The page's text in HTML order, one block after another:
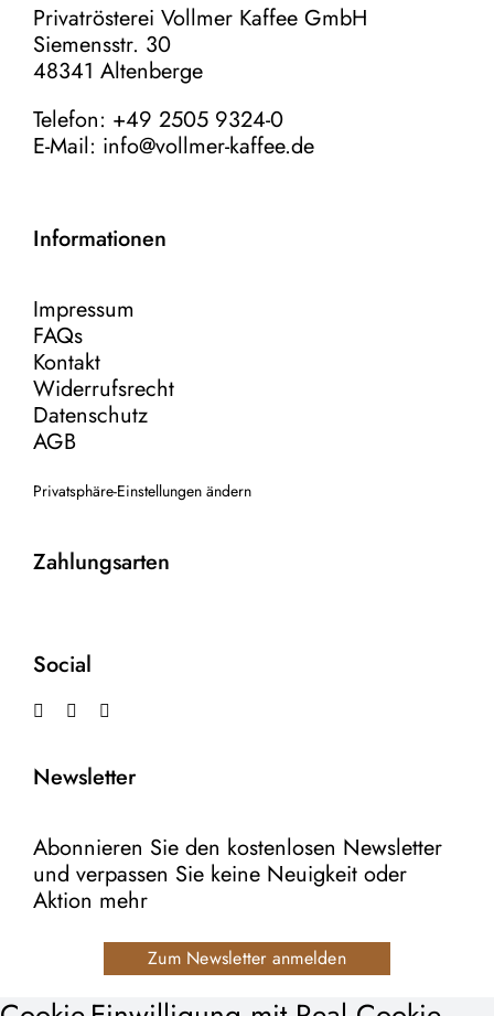
Privatrösterei Vollmer Kaffee GmbH
Siemensstr. 30
48341 Altenberge
Telefon: +49 2505 9324-0
E-Mail: info@vollmer-kaffee.de
Informationen
Impressum
FAQs
Kontakt
Widerrufsrecht
Datenschutz
AGB
Privatsphäre-Einstellungen ändern
Zahlungsarten
Social
Newsletter
Abonnieren Sie den kostenlosen Newsletter
und verpassen Sie keine Neuigkeit oder
Aktion mehr
Zum Newsletter anmelden